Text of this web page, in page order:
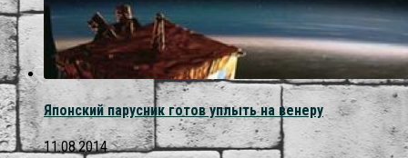
Японский парусник готов уплыть на венеру
11.08.2014